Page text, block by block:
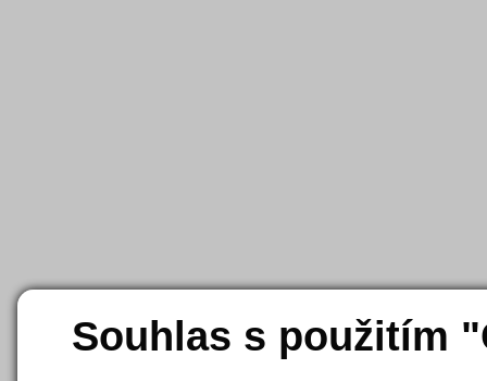
Souhlas s použitím